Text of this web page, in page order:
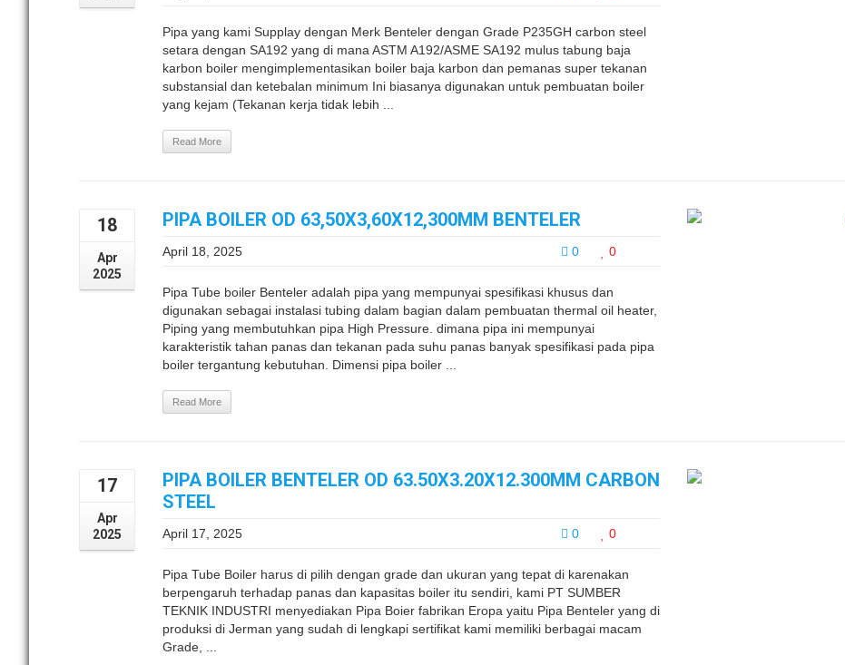
Pipa yang kami Supplay dengan Merk Benteler dengan Grade P235GH carbon steel
setara dengan SA192 yang di mana ASTM A192/ASME SA192 mulus tabung baja
karbon boiler mengimplementasikan boiler baja karbon dan pemanas super tekanan
substansial dan ketebalan minimum Ini biasanya digunakan untuk pembuatan boiler
yang kejam (Tekanan kerja tidak lebih ...
Read More
18
Apr
2025
PIPA BOILER OD 63,50X3,60X12,300MM BENTELER
0 0
April 18, 2025
Pipa Tube boiler Benteler adalah pipa yang mempunyai spesifikasi khusus dan
digunakan sebagai instalasi tubing dalam bagian dalam pembuatan thermal oil heater,
Piping yang membutuhkan pipa High Pressure. dimana pipa ini mempunyai
karakteristik tahan panas dan tekanan pada suhu panas banyak spesifikasi pada pipa
boiler tergantung kebutuhan. Dimensi pipa boiler ...
Read More
17
Apr
2025
PIPA BOILER BENTELER OD 63.50X3.20X12.300MM CARBON
STEEL
0 0
April 17, 2025
Pipa Tube Boiler harus di pilih dengan grade dan ukuran yang tepat di karenakan
berpengaruh terhadap panas dan kapasitas boiler itu sendiri, kami PT SUMBER
TEKNIK INDUSTRI menyediakan Pipa Boier fabrikan Eropa yaitu Pipa Benteler yang di
produksi di Jerman yang sudah di lengkapi sertifikat kami memiliki berbagai macam
Grade, ...